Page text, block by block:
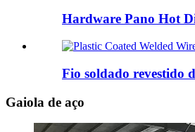
Hardware Pano Hot
Fio soldado revestido
Gaiola de aço